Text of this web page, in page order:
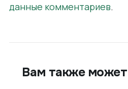
данные комментариев.
Вам также может